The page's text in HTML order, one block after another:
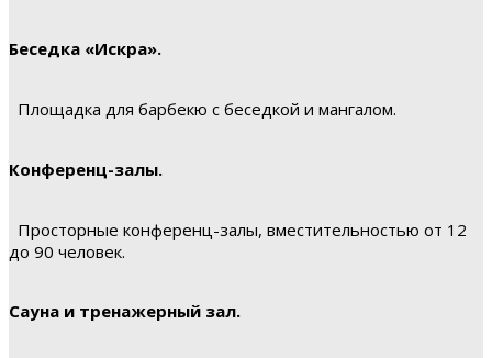
Беседка «Искра».
Площадка для барбекю с беседкой и мангалом.
Конференц-залы.
Просторные конференц-залы, вместительностью от 12
до 90 человек.
Сауна и тренажерный зал.